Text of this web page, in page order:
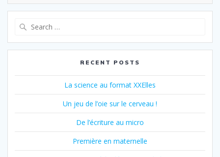
RECENT POSTS
La science au format XXElles
Un jeu de l’oie sur le cerveau !
De l’écriture au micro
Première en maternelle